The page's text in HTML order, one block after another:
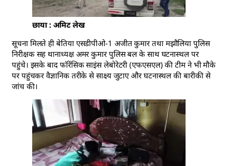
छाया : अमिट लेख
सूचना मिलते ही बेतिया एसडीपीओ-1 अजीत कुमार तथा मझौलिया पुलिस
निरीक्षक सह थानाध्यक्ष अमर कुमार पुलिस बल के साथ घटनास्थल पर
पहुंचे। इसके बाद फॉरेंसिक साइंस लेबोरेटरी (एफएसएल) की टीम ने भी मौके
पर पहुंचकर वैज्ञानिक तरीके से साक्ष्य जुटाए और घटनास्थल की बारीकी से
जांच की।